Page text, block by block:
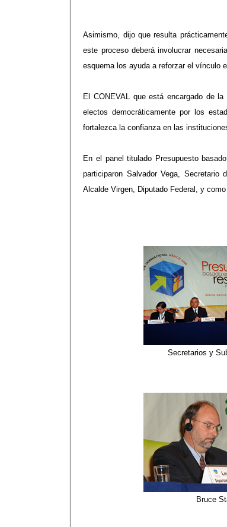
Asimismo, dijo que resulta
este proceso deberá involucrar
esquema los ayuda a reforzar el vínculo
El CONEVAL que está encargado de
electos democráticamente por los
fortalezca la confianza en las
En el panel titulado Presupuesto
participaron Salvador Vega,
Alcalde Virgen, Diputado Federal, y
Secretarios y
Bruce